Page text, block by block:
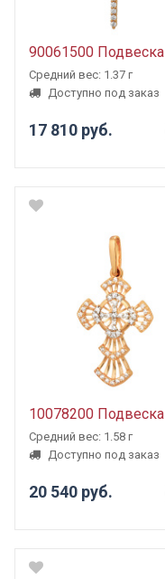
90061500 Подвеска
Средний вес: 1.37 г
Доступно под заказ
17 810 руб.
10078200 Подвеска
Средний вес: 1.58 г
Доступно под заказ
20 540 руб.